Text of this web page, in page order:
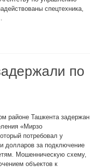
спецтехника,
по
районе Ташкента задержан
«Мирзо
потребовал у
долларов за подключение
Мошенническую схему,
объектов к